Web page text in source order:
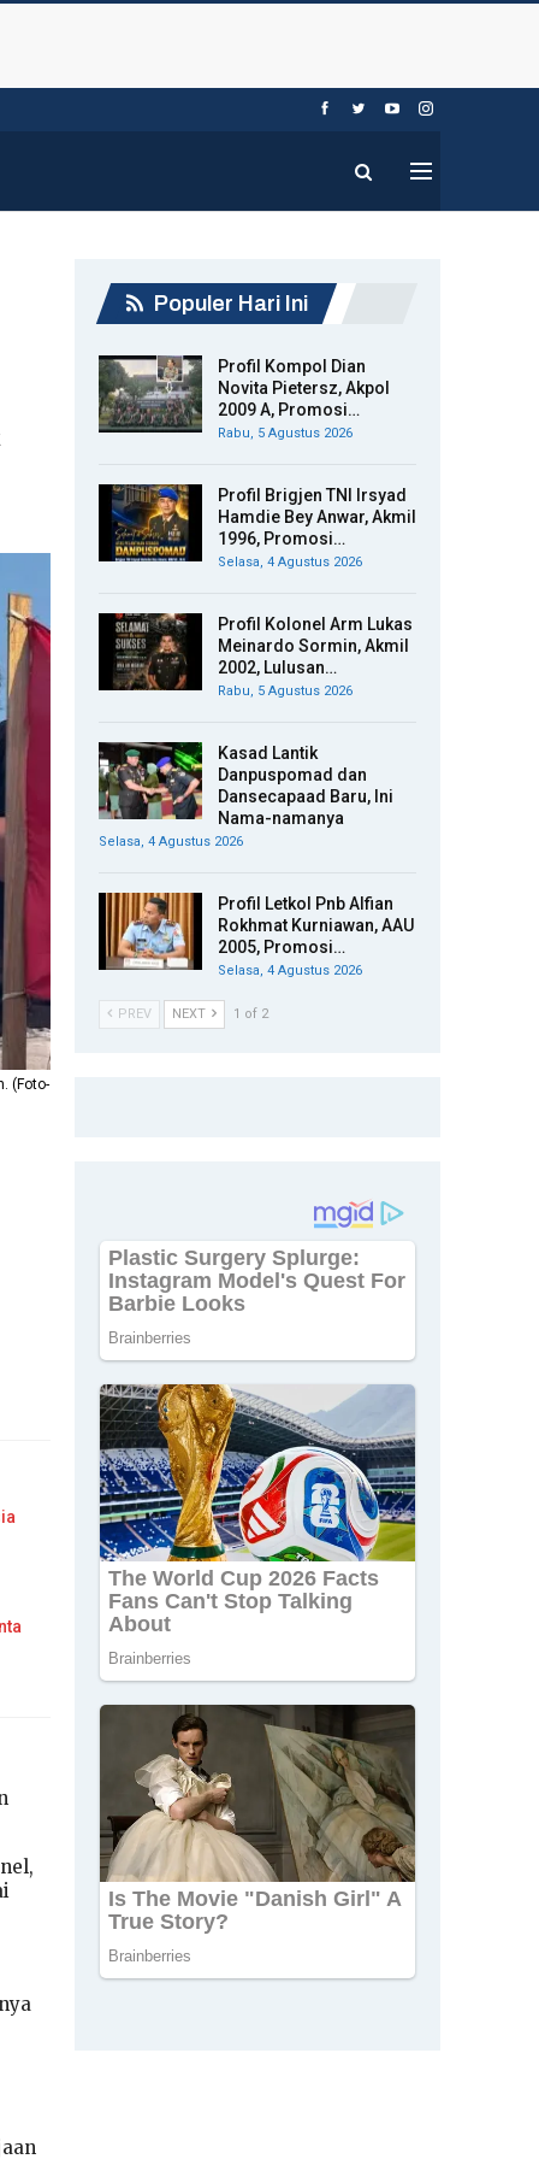
(Foto-
Populer Hari Ini
Profil Kompol Dian
Novita Pietersz, Akpol
2009 A, Promosi…
Rabu, 5 Agustus 2026
Profil Brigjen TNI Irsyad
Hamdie Bey Anwar, Akmil
1996, Promosi…
Selasa, 4 Agustus 2026
Profil Kolonel Arm Lukas
Meinardo Sormin, Akmil
2002, Lulusan…
Rabu, 5 Agustus 2026
Kasad Lantik
Danpuspomad dan
Dansecapaad Baru, Ini
Nama-namanya
Selasa, 4 Agustus 2026
Profil Letkol Pnb Alfian
Rokhmat Kurniawan, AAU
2005, Promosi…
Selasa, 4 Agustus 2026
PREV NEXT 1 of 2